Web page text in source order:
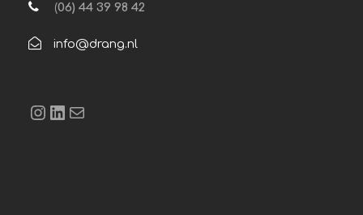
(06) 44 39 98 42
info@drang.nl
Instagram LinkedIn E-mail